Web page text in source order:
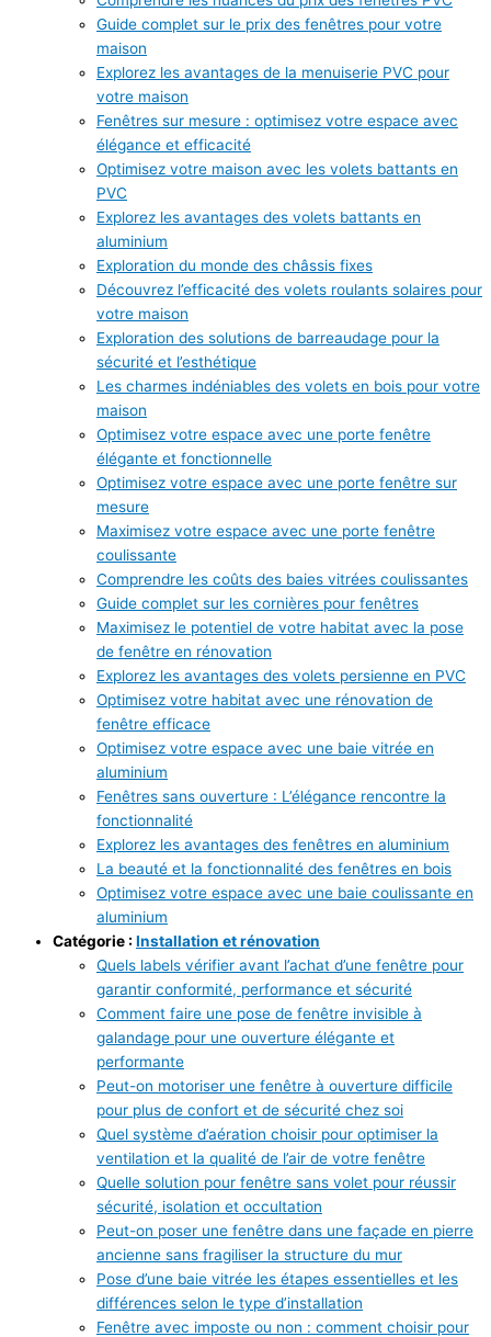
Guide complet sur le prix des fenêtres pour votre
maison
Explorez les avantages de la menuiserie PVC pour
votre maison
Fenêtres sur mesure : optimisez votre espace avec
élégance et efficacité
Optimisez votre maison avec les volets battants en
PVC
Explorez les avantages des volets battants en
aluminium
Exploration du monde des châssis fixes
Découvrez l’efficacité des volets roulants solaires pour
votre maison
Exploration des solutions de barreaudage pour la
sécurité et l’esthétique
Les charmes indéniables des volets en bois pour votre
maison
Optimisez votre espace avec une porte fenêtre
élégante et fonctionnelle
Optimisez votre espace avec une porte fenêtre sur
mesure
Maximisez votre espace avec une porte fenêtre
coulissante
Comprendre les coûts des baies vitrées coulissantes
Guide complet sur les cornières pour fenêtres
Maximisez le potentiel de votre habitat avec la pose
de fenêtre en rénovation
Explorez les avantages des volets persienne en PVC
Optimisez votre habitat avec une rénovation de
fenêtre efficace
Optimisez votre espace avec une baie vitrée en
aluminium
Fenêtres sans ouverture : L’élégance rencontre la
fonctionnalité
Explorez les avantages des fenêtres en aluminium
La beauté et la fonctionnalité des fenêtres en bois
Optimisez votre espace avec une baie coulissante en
aluminium
Catégorie : Installation et rénovation
Quels labels vérifier avant l’achat d’une fenêtre pour
garantir conformité, performance et sécurité
Comment faire une pose de fenêtre invisible à
galandage pour une ouverture élégante et
performante
Peut-on motoriser une fenêtre à ouverture difficile
pour plus de confort et de sécurité chez soi
Quel système d’aération choisir pour optimiser la
ventilation et la qualité de l’air de votre fenêtre
Quelle solution pour fenêtre sans volet pour réussir
sécurité, isolation et occultation
Peut-on poser une fenêtre dans une façade en pierre
ancienne sans fragiliser la structure du mur
Pose d’une baie vitrée les étapes essentielles et les
différences selon le type d’installation
Fenêtre avec imposte ou non : comment choisir pour